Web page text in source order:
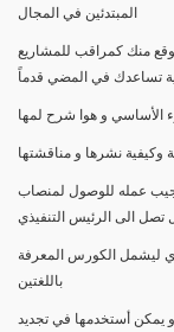
المبتدئين في المجال
منك كمراقب للمشاريع
تساعدك في المضي قدماً
وكيفية نشرها و مناقشتها
يجيب عمله للوصول لمنصاب
تصل الى الرئيس التنفيذي
ليشمل الكورس المعرفة
باللغتين
يمكن أستخدمها في تجديد